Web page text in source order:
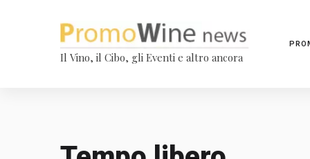
Il Vino, il Cibo, gli Eventi e altro ancora